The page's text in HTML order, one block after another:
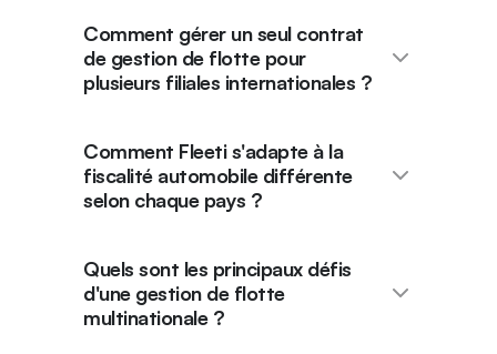
Comment gérer un seul contrat
de gestion de flotte pour
plusieurs filiales internationales ?
Comment Fleeti s'adapte à la
fiscalité automobile différente
selon chaque pays ?
Quels sont les principaux défis
d'une gestion de flotte
multinationale ?